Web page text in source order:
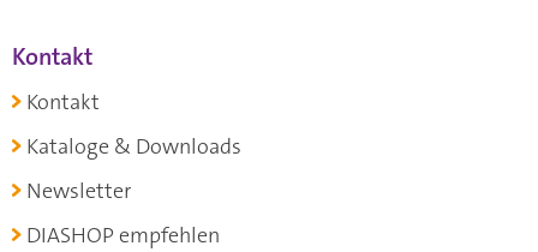
Kontakt
Kontakt
Kataloge & Downloads
Newsletter
DIASHOP empfehlen